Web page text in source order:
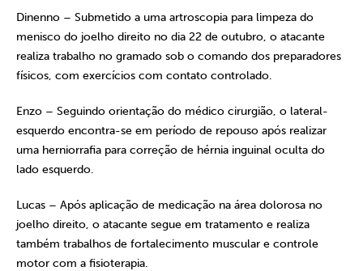
Dinenno – Submetido a uma artroscopia para limpeza do
menisco do joelho direito no dia 22 de outubro, o atacante
realiza trabalho no gramado sob o comando dos preparadores
físicos, com exercícios com contato controlado.
Enzo – Seguindo orientação do médico cirurgião, o lateral-
esquerdo encontra-se em período de repouso após realizar
uma herniorrafia para correção de hérnia inguinal oculta do
lado esquerdo.
Lucas – Após aplicação de medicação na área dolorosa no
joelho direito, o atacante segue em tratamento e realiza
também trabalhos de fortalecimento muscular e controle
motor com a fisioterapia.